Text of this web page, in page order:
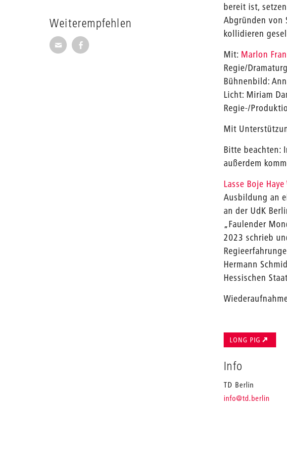
Weiterempfehlen
Seite per E-Mail weiterempfehlen
Seite auf Facebook weiterempfehlen
bereit ist,
Abgründen von
kollidieren
Mit: Marlon
Regie/
Bühnenbild:
Licht: Miriam
Regie-/
Mit
Bitte beachten:
außerdem
Lasse Boje Haye
Ausbildung an
an der UdK
„Faulender
2023 schrieb
Hermann
Hessischen
LONG PIG
Info
TD Berlin
info_
@td.berlin